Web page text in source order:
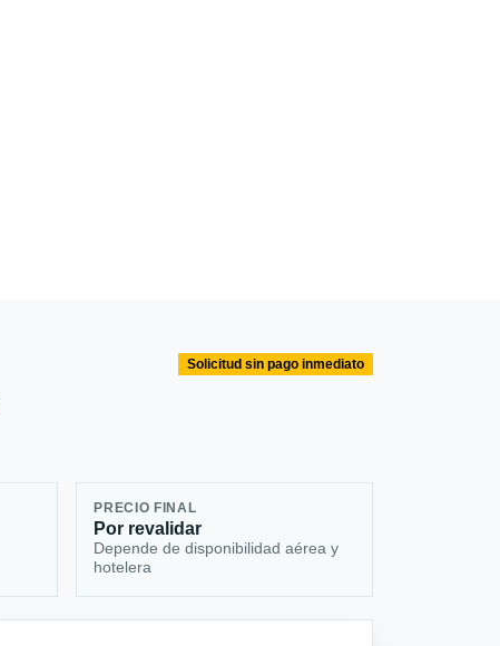
Solicitud sin pago inmediato
PRECIO FINAL
Por revalidar
Depende de disponibilidad aérea y
hotelera